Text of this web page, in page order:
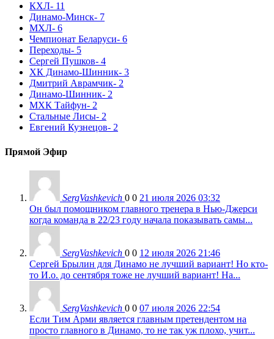
КХЛ- 11
Динамо-Минск- 7
МХЛ- 6
Чемпионат Беларуси- 6
Переходы- 5
Сергей Пушков- 4
ХК Динамо-Шинник- 3
Дмитрий Аврамчик- 2
Динамо-Шинник- 2
МХК Тайфун- 2
Стальные Лисы- 2
Евгений Кузнецов- 2
Прямой Эфир
SergVashkevich 0 0 21 июля 2026 03:32
Он был помощником главного тренера в Нью-Джерси
когда команда в 22/23 году начала показывать самы...
SergVashkevich 0 0 12 июля 2026 21:46
Сергей Брылин для Динамо не лучший вариант! Но кто-
то И.о. до сентября тоже не лучший вариант! На...
SergVashkevich 0 0 07 июля 2026 22:54
Если Тим Арми является главным претендентом на
просто главного в Динамо, то не так уж плохо, учит...